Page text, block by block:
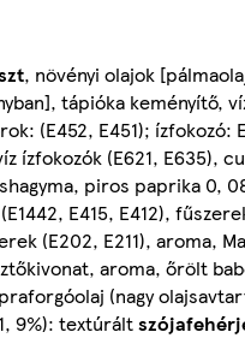
, növényi olajok
tápióka keményítő,
(E452, E451); ízfokozó:
ízfokozók (E621, E635),
piros paprika 0,
E415, E412),
(E202, E211), aroma,
aroma, őrölt
(nagy
9%): textúrált